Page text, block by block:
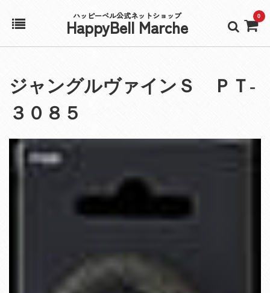
ハッピーベル公式ネットショップ
HappyBell Marche 0
アカウント
カート
ジャングルヴァインＳ ＰＴ‐
３０８５